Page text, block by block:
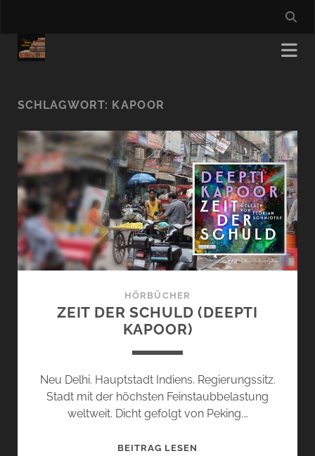
SCHLAGWORT: KAPOOR
HÖRBÜCHER
ZEIT DER SCHULD (DEEPTI
KAPOOR)
Neu Delhi. Hauptstadt Indiens. Regierungssitz.
Stadt mit der höchsten Feinstaubbelastung
weltweit. Dicht gefolgt von Peking.…
BEITRAG LESEN